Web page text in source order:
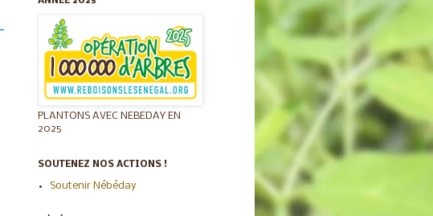
PLANTONS AVEC NEBEDAY EN
2025
SOUTENEZ NOS ACTIONS !
Soutenir Nébéday